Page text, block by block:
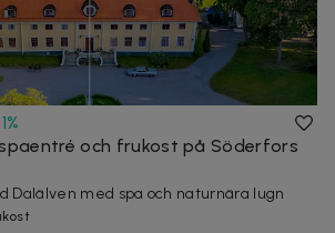
%
och frukost på Söderfors
Dalälven med spa och naturnära lugn